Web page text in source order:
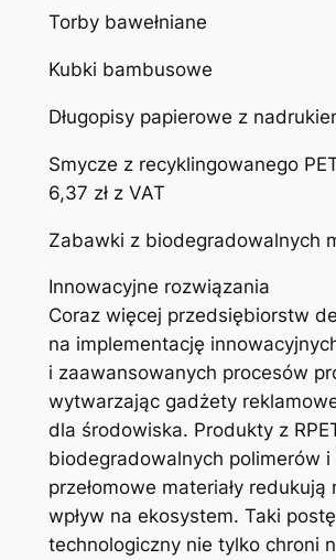
Torby bawełniane
Kubki bambusowe
Długopisy papierowe z
Smycze z recyklingowanego
6,37 zł z VAT
Zabawki z biodegradowalnych
Innowacyjne rozwiązania
Coraz więcej przedsiębiorstw
na implementację
i zaawansowanych procesów
wytwarzając gadżety
dla środowiska. Produkty z
biodegradowalnych polimerów i
przełomowe materiały
wpływ na ekosystem. Taki
technologiczny nie tylko chroni